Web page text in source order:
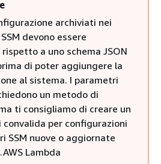
archiviati nei
devono essere
a uno schema JSON
di poter aggiungere la
al sistema. I parametri
un metodo di
ti consigliamo di creare un
per configurazioni
SSM nuove o aggiornate
Lambda